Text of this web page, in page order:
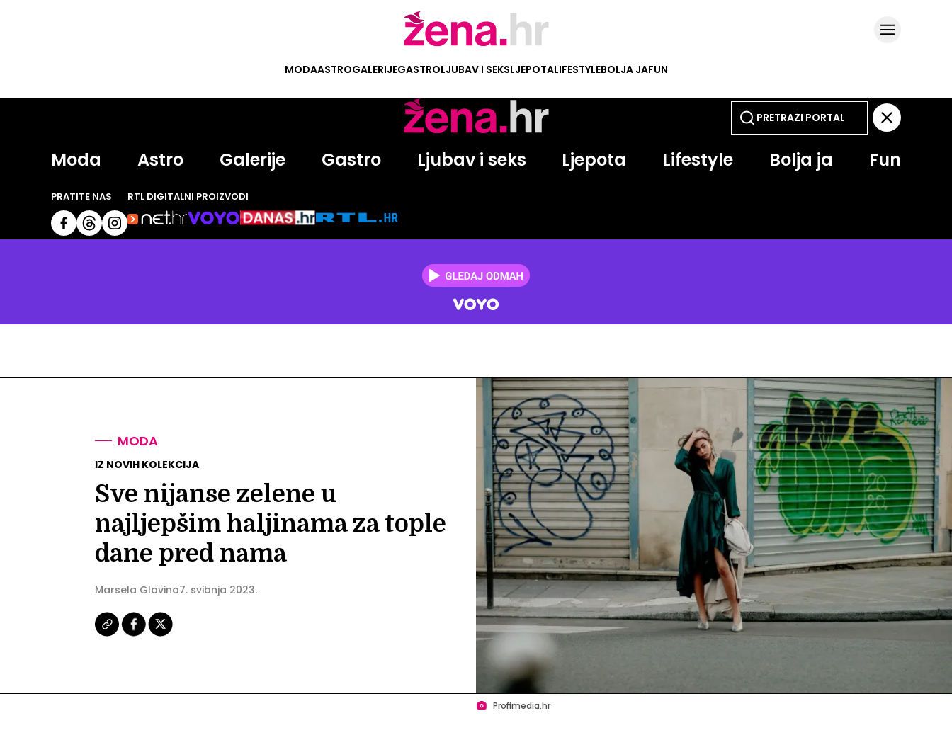
MODAASTROGALERIJEGASTROLJUBAV I SEKSLJEPOTALIFESTYLEBOLJA JAFUN
Moda Astro Galerije Gastro Ljubav i seks Ljepota Lifestyle Bolja ja Fun
PRATITE NAS RTL DIGITALNI PROIZVODI
MODA
IZ NOVIH KOLEKCIJA
Sve nijanse zelene u
najljepšim haljinama za tople
dane pred nama
Marsela Glavina7. svibnja 2023.
Profimedia.hr